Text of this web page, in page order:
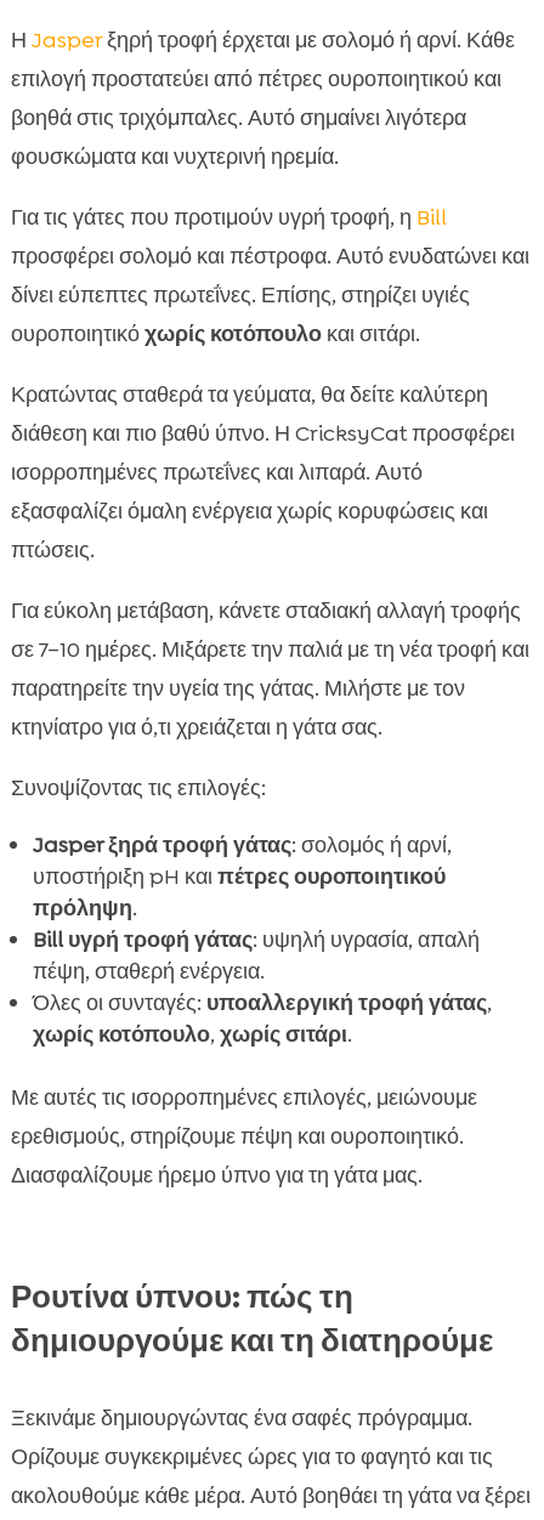
Η Jasperξηρή τροφή έρχεται με σολομό ή αρνί. Κάθε
επιλογή προστατεύει από πέτρες ουροποιητικού και
βοηθά στις τριχόμπαλες. Αυτό σημαίνει λιγότερα
φουσκώματα και νυχτερινή ηρεμία.
Για τις γάτες που προτιμούν υγρή τροφή, η Bill
προσφέρει σολομό και πέστροφα. Αυτό ενυδατώνει και
δίνει εύπεπτες πρωτεΐνες. Επίσης, στηρίζει υγιές
ουροποιητικόχωρίς κοτόπουλοκαι σιτάρι.
Κρατώντας σταθερά τα γεύματα, θα δείτε καλύτερη
διάθεση και πιο βαθύ ύπνο. Η CricksyCat προσφέρει
ισορροπημένες πρωτεΐνες και λιπαρά. Αυτό
εξασφαλίζει όμαλη ενέργεια χωρίς κορυφώσεις και
πτώσεις.
Για εύκολη μετάβαση, κάνετε σταδιακή αλλαγή τροφής
σε 7–10 ημέρες. Μιξάρετε την παλιά με τη νέα τροφή και
παρατηρείτε την υγεία της γάτας. Μιλήστε με τον
κτηνίατρο για ό,τι χρειάζεται η γάτα σας.
Συνοψίζοντας τις επιλογές:
Jasper ξηρά τροφή γάτας: σολομός ή αρνί,
υποστήριξη pH καιπέτρες ουροποιητικού
πρόληψη.
Bill υγρή τροφή γάτας: υψηλή υγρασία, απαλή
πέψη, σταθερή ενέργεια.
Όλες οι συνταγές: υποαλλεργική τροφή γάτας,
χωρίς κοτόπουλο, χωρίς σιτάρι.
Με αυτές τις ισορροπημένες επιλογές, μειώνουμε
ερεθισμούς, στηρίζουμε πέψη και ουροποιητικό.
Διασφαλίζουμε ήρεμο ύπνο για τη γάτα μας.
Ρουτίνα ύπνου: πώς τη
δημιουργούμε και τη διατηρούμε
Ξεκινάμε δημιουργώντας ένα σαφές πρόγραμμα.
Ορίζουμε συγκεκριμένες ώρες για το φαγητό και τις
ακολουθούμε κάθε μέρα. Αυτό βοηθάει τη γάτα να ξέρει